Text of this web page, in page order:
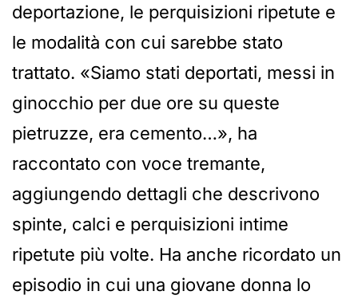
deportazione, le perquisizioni ripetute e
le modalità con cui sarebbe stato
trattato. «Siamo stati deportati, messi in
ginocchio per due ore su queste
pietruzze, era cemento…», ha
raccontato con voce tremante,
aggiungendo dettagli che descrivono
spinte, calci e perquisizioni intime
ripetute più volte. Ha anche ricordato un
episodio in cui una giovane donna lo